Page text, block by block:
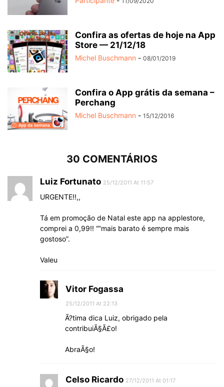
Confira as ofertas de hoje na App
Store — 21/12/18
Michel Buschmann - 08/01/2019
Confira o App grátis da semana –
Perchang
Michel Buschmann - 15/12/2016
30 COMENTÁRIOS
Luiz Fortunato 25/12/2011 At 11:57
URGENTE!!,,
Tá em promoção de Natal este app na applestore,
comprei a 0,99!! “”mais barato é sempre mais
gostoso”.
Valeu
Vitor Fogassa
25/12/2011 At 22:13
Ã?tima dica Luiz, obrigado pela
contribuiÃ§Ã£o!
AbraÃ§o!
Celso Ricardo 27/12/2011 At 01:17